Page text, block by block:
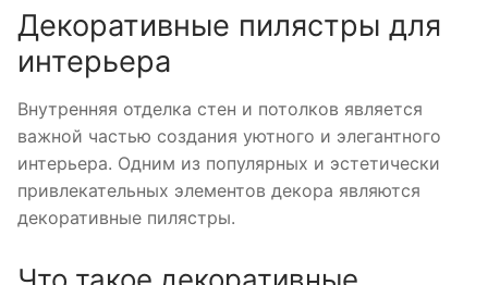
Декоративные пилястры для
интерьера
Внутренняя отделка стен и потолков является
важной частью создания уютного и элегантного
интерьера. Одним из популярных и эстетически
привлекательных элементов декора являются
декоративные пилястры.